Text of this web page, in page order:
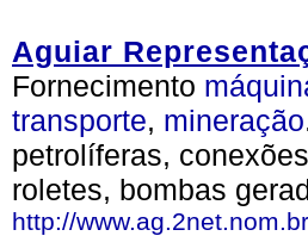
Aguiar
Fornecimento
transporte, mineração
petrolíferas,
roletes, bombas
http://www.ag.2net.nom.br